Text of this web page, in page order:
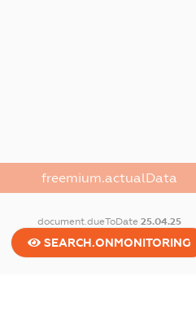
freemium.actualData
document.dueToDate 25.04.25
SEARCH.ONMONITORING